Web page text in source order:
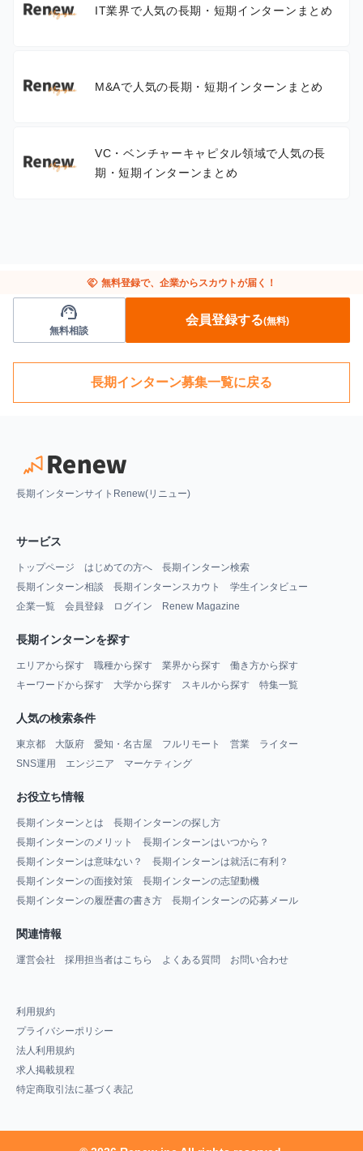
IT業界で人気の長期・短期インターンまとめ
M&Aで人気の長期・短期インターンまとめ
VC・ベンチャーキャピタル領域で人気の長
期・短期インターンまとめ
handshake 無料登録で、企業からスカウトが届く！
support_agent
無料相談
会員登録する(無料)
長期インターン募集一覧に戻る
長期インターンサイトRenew(リニュー)
サービス
トップページ はじめての方へ
長期インターン検索
長期インターン相談
長期インターンスカウト
学生インタビュー
企業一覧
会員登録 ログイン Renew Magazine
長期インターンを探す
エリアから探す 職種から探す 業界から探す
働き方から探す
キーワードから探す
大学から探す スキルから探す 特集一覧
人気の検索条件
東京都 大阪府 愛知・名古屋 フルリモート 営業
ライター
SNS運用
エンジニア マーケティング
お役立ち情報
長期インターンとは
長期インターンの探し方
長期インターンのメリット
長期インターンはいつから？
長期インターンは意味ない？
長期インターンは就活に有利？
長期インターンの面接対策
長期インターンの志望動機
長期インターンの履歴書の書き方
長期インターンの応募メール
関連情報
運営会社 採用担当者はこちら よくある質問 お問い合わせ
利用規約
プライバシーポリシー
法人利用規約
求人掲載規程
特定商取引法に基づく表記